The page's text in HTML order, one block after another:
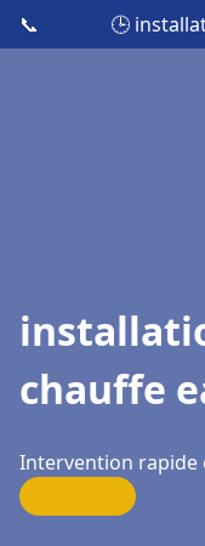
📞 🕒
chauffe
Intervention rapide